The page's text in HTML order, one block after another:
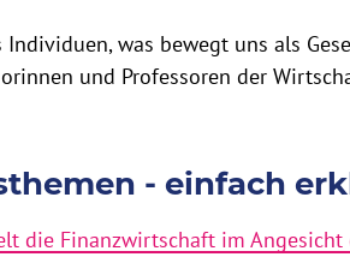
Individuen, was bewegt uns als
und Professoren der
- einfach
die Finanzwirtschaft im Angesicht